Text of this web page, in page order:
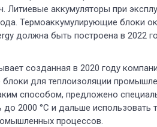
Литиевые аккумуляторы при
Термоаккумулирующие блоки
должна быть построена в 2022
созданная в 2020 году
для теплоизоляции
способом, предложено
2000 °C и дальше использовать
процессов.